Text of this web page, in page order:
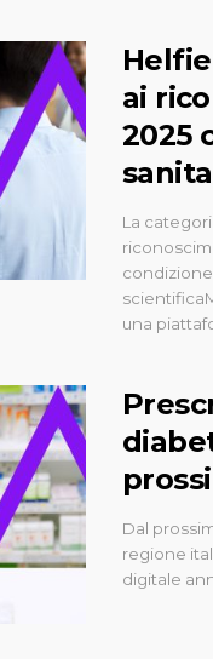
ai
2025
La
condizione
una
Dal
regione
digitale